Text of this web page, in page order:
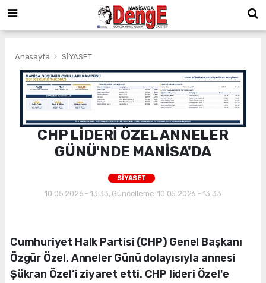
Anasayfa SİYASET
CHP LİDERİ ÖZEL ANNELER
GÜNÜ'NDE MANİSA'DA
SİYASET
10.05.2026 - 13:33, Güncelleme: 10.05.2026 - 13:33
Cumhuriyet Halk Partisi (CHP) Genel Başkanı
Özgür Özel, Anneler Günü dolayısıyla annesi
Şükran Özel’i ziyaret etti. CHP lideri Özel'e